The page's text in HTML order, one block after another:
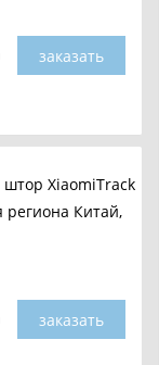
заказать
XiaomiTrack
региона Китай,
заказать